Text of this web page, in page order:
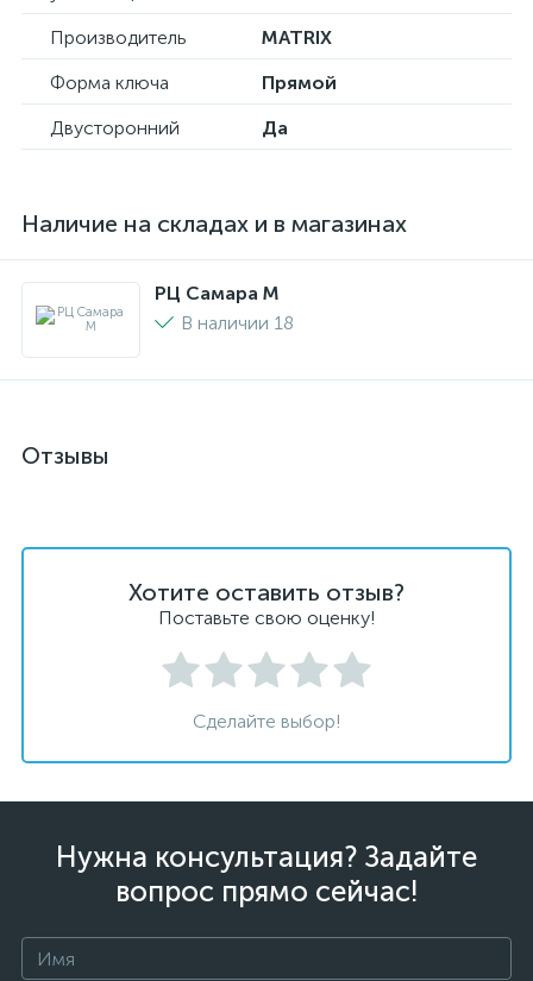
Производитель
MATRIX
Форма ключа
Прямой
Двусторонний
Да
Наличие на складах и в магазинах
РЦ Самара M
В наличии 18
Отзывы
Хотите оставить отзыв?
Поставьте свою оценку!
Сделайте выбор!
Нужна консультация? Задайте
вопрос прямо сейчас!